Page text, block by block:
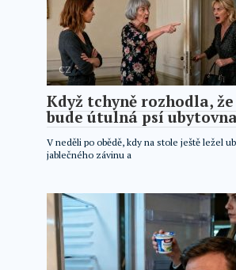
CZ
Když tchyně rozhodla,
bude útulná psí
V neděli po obědě, kdy na stole ještě ležel
jablečného závinu a